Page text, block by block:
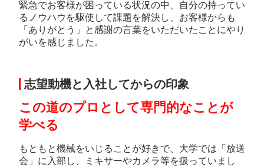
緊急でお客様が困っている状況の中、自分の持ってい
るノウハウを駆使して課題を解決し、お客様からも
「ありがとう」と感謝の言葉をいただいたことにやり
がいを感じました。
志望動機と入社してからの印象
この道のプロとして専門的なことが
学べる
もともと機械をいじることが好きで、大学では「放送
会」に入部し、ミキサーやカメラ等を扱っていまし